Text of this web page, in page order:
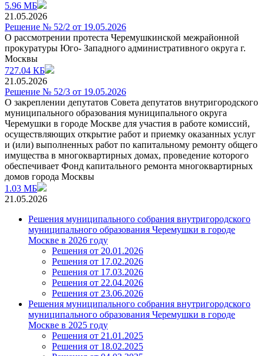
5.96 МБ
21.05.2026
Решение № 52/2 от 19.05.2026
О рассмотрении протеста Черемушкинской межрайонной
прокуратуры Юго- Западного административного округа г.
Москвы
727.04 КБ
21.05.2026
Решение № 52/3 от 19.05.2026
О закреплении депутатов Совета депутатов внутригородского
муниципального образования муниципального округа
Черемушки в городе Москве для участия в работе комиссий,
осуществляющих открытие работ и приемку оказанных услуг
и (или) выполненных работ по капитальному ремонту общего
имущества в многоквартирных домах, проведение которого
обеспечивает Фонд капитального ремонта многоквартирных
домов города Москвы
1.03 МБ
21.05.2026
Решения муниципального собрания внутригородского
муниципального образования Черемушки в городе
Москве в 2026 году
Решения от 20.01.2026
Решения от 17.02.2026
Решения от 17.03.2026
Решения от 22.04.2026
Решения от 23.06.2026
Решения муниципального собрания внутригородского
муниципального образования Черемушки в городе
Москве в 2025 году
Решения от 21.01.2025
Решения от 18.02.2025